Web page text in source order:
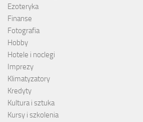
Ezoteryka
Finanse
Fotografia
Hobby
Hotele i noclegi
Imprezy
Klimatyzatory
Kredyty
Kultura i sztuka
Kursy i szkolenia